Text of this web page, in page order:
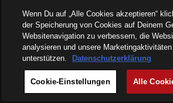
Wenn Du auf „Alle Cookies akzeptieren“
der Speicherung von Cookies auf Deinem
Websitenavigation zu verbessern, die
analysieren und unsere
unterstützen.
Datenschutzerklärung
Cookie-Einstellungen Alle